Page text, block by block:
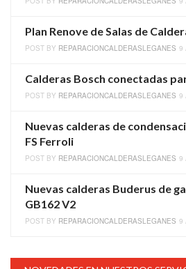
Plan Renove de Salas de
POST BY REPARACIONCALDERASLEGANES 9
Calderas Bosch conectadas
POST BY REPARACIONCALDERASLEGANES 9
Nuevas calderas de
FS Ferroli
POST BY REPARACIONCALDERASLEGANES 9
Nuevas calderas Buderus de
GB162 V2
POST BY REPARACIONCALDERASLEGANES 9